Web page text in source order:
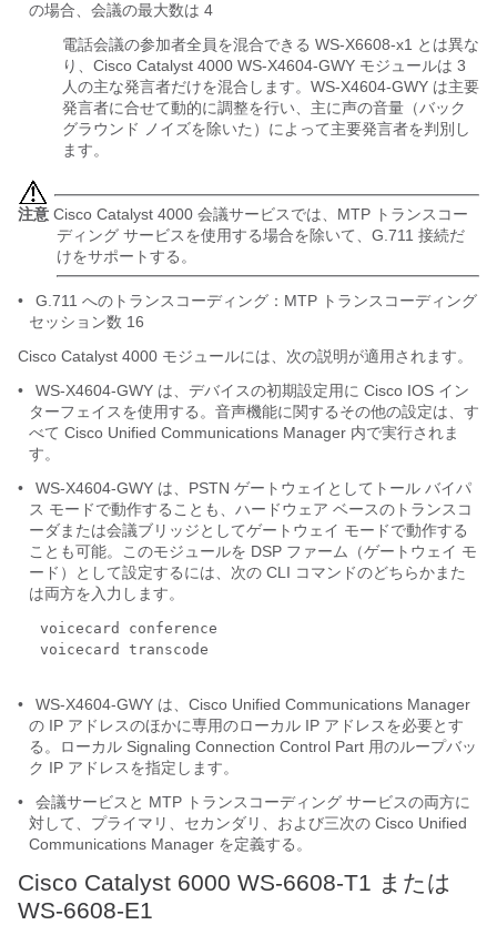
の場合、会議の最大数は 4
電話会議の参加者全員を混合できる WS-X6608-x1 とは異な
り、Cisco Catalyst 4000 WS-X4604-GWY モジュールは 3
人の主な発言者だけを混合します。WS-X4604-GWY は主要
発言者に合せて動的に調整を行い、主に声の音量（バック
グラウンド ノイズを除いた）によって主要発言者を判別し
ます。
注意 Cisco Catalyst 4000 会議サービスでは、MTP トランスコー
ディング サービスを使用する場合を除いて、G.711 接続だ
けをサポートする。
•
G.711 へのトランスコーディング：MTP トランスコーディング
セッション数 16
Cisco Catalyst 4000 モジュールには、次の説明が適用されます。
•
WS-X4604-GWY は、デバイスの初期設定用に Cisco IOS イン
ターフェイスを使用する。音声機能に関するその他の設定は、す
べて Cisco Unified Communications Manager 内で実行されま
す。
•
WS-X4604-GWY は、PSTN ゲートウェイとしてトール バイパ
ス モードで動作することも、ハードウェア ベースのトランスコ
ーダまたは会議ブリッジとしてゲートウェイ モードで動作する
ことも可能。このモジュールを DSP ファーム（ゲートウェイ モ
ード）として設定するには、次の CLI コマンドのどちらかまた
は両方を入力します。
voicecard conference
voicecard transcode
•
WS-X4604-GWY は、Cisco Unified Communications Manager
の IP アドレスのほかに専用のローカル IP アドレスを必要とす
る。ローカル Signaling Connection Control Part 用のループバッ
ク IP アドレスを指定します。
•
会議サービスと MTP トランスコーディング サービスの両方に
対して、プライマリ、セカンダリ、および三次の Cisco Unified
Communications Manager を定義する。
Cisco Catalyst 6000 WS-6608-T1 または
WS-6608-E1